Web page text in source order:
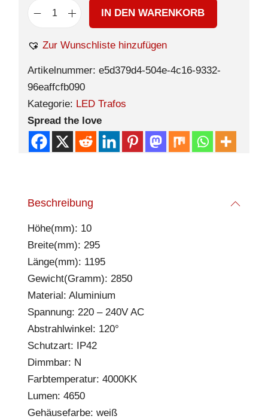
IN DEN WARENKORB
Zur Wunschliste hinzufügen
Artikelnummer: e5d379d4-504e-4c16-9332-
96eaffcfb090
Kategorie: LED Trafos
Spread the love
Beschreibung
Höhe(mm): 10
Breite(mm): 295
Länge(mm): 1195
Gewicht(Gramm): 2850
Material: Aluminium
Spannung: 220 – 240V AC
Abstrahlwinkel: 120°
Schutzart: IP42
Dimmbar: N
Farbtemperatur: 4000KK
Lumen: 4650
Gehäusefarbe: weiß